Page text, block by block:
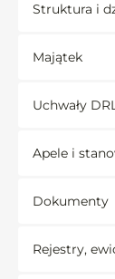
Struktura i
Majątek
Uchwały
Apele i
Dokumenty
Rejestry,